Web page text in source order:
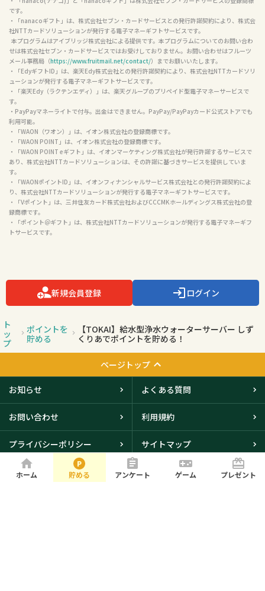
ホーム 貯める アンケート ゲーム プレゼント
です。
・「nanacoギフト」は、株式会社セブン・カードサービスとの発行許諾契約により、株式会
社NTTカードソリューションが発行する電子マネーギフトサービスです。
せは株式会社セブン・カードサービスではお受けしておりません。お問い合わせはフルーツ
メール事務局（https://www.fruitmail.net/contact/）までお願いいたします。
・「EdyギフトID」は、楽天Edy株式会社との発行許諾契約により、株式会社NTTカードソリ
ューションが発行する電子マネーギフトサービスです。
・「楽天Edy（ラクテンエディ）」は、楽天グループのプリペイド型電子マネーサービスで
す。
・PayPayマネーライトで付与。出金はできません。PayPay/PayPayカード公式ストアでも
利用可能。
・「WAON（ワオン）」は、イオン株式会社の登録商標です。
・「WAON POINT」は、イオン株式会社の登録商標です。
・「WAON POINT eギフト」は、イオンマーケティング株式会社が発行許諾するサービスで
あり、株式会社NTTカードソリューションは、その許諾に基づきサービスを提供していま
す。
・「WAONポイントID」は、イオンフィナンシャルサービス株式会社との発行許諾契約によ
り、株式会社NTTカードソリューションが発行する電子マネーギフトサービスです。
・「Vポイント」は、三井住友カード株式会社およびCCCMKホールディングス株式会社の登
録商標です。
・「ポイント＠ギフト」は、株式会社NTTカードソリューションが発行する電子マネーギフ
トサービスです。
新規会員登録 ログイン
ト
ッ
プ
ポイントを
貯める
【TOKAI】給水型浄水ウォーターサーバー しず
くりあでポイントを貯める！
ページトップ
お知らせ よくある質問
お問い合わせ 利用規約
プライバシーポリシー サイトマップ
会社概要